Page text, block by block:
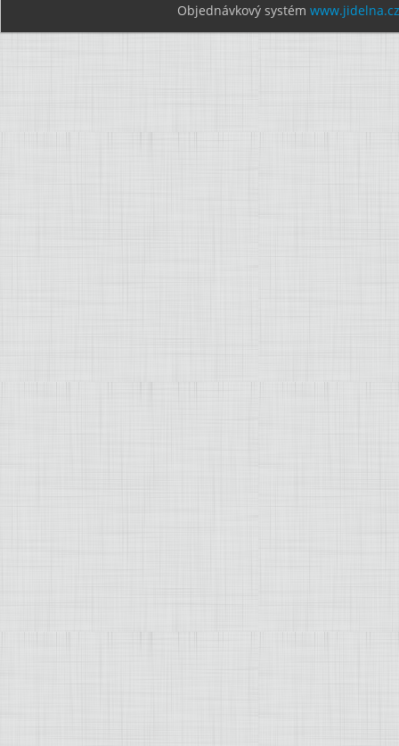
Objednávkový systém www.jidelna.cz